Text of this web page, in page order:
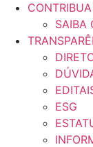
CONTRIBUA
SAIBA
ESG